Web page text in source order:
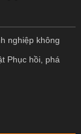
nghiệp không
Phục hồi, phá